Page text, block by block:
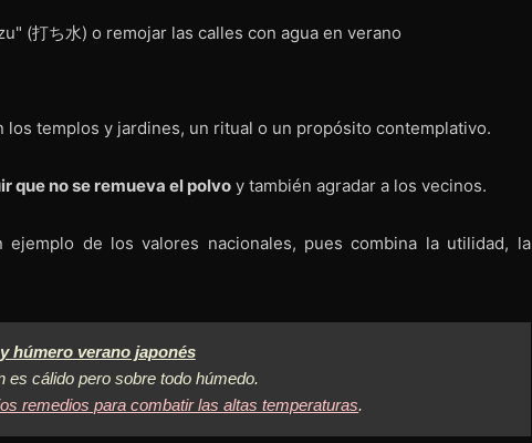
templos y jardines, un ritual o un propósito contemplativo.
que no se remueva el polvo y también agradar a los vecinos.
ejemplo de los valores nacionales, pues combina la utilidad, la
húmero verano japonés
es cálido pero sobre todo húmedo.
remedios para combatir las altas temperaturas.